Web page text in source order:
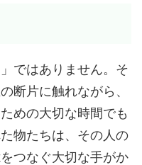
ではありません。そ
断片に触れながら、
めの大切な時間でも
物たちは、その人の
つなぐ大切な手がか